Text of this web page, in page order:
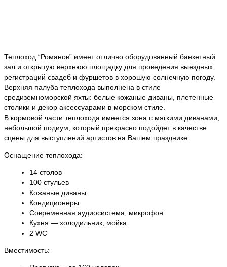
Теплоход “Романов” имеет отлично оборудованный банкетный
зал и открытую верхнюю площадку для проведения выездных
регистраций свадеб и фуршетов в хорошую солнечную погоду.
Верхняя палуба теплохода выполнена в стиле
средиземноморской яхты: белые кожаные диваны, плетенные
столики и декор аксессуарами в морском стиле.
В кормовой части теплохода имеется зона с мягкими диванами,
небольшой подиум, который прекрасно подойдет в качестве
сцены для выступлений артистов на Вашем празднике.
Оснащение теплохода:
14 столов
100 стульев
Кожаные диваны
Кондиционеры
Современная аудиосистема, микрофон
Кухня — холодильник, мойка
2 WC
Вместимость: